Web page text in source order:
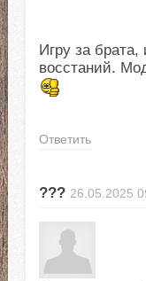
Игру за
восстаний.
Ответить
??? 26.05.2025